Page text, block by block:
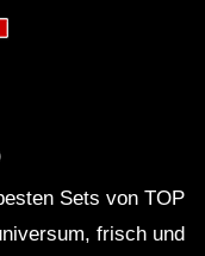
Sets von TOP
frisch und